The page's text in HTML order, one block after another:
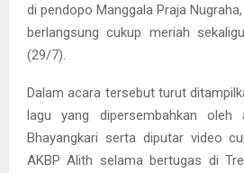
di pendopo Manggala Praja
berlangsung cukup meriah
(29/7).
Dalam acara tersebut turut
lagu yang dipersembahkan oleh
Bhayangkari serta diputar video
AKBP Alith selama bertugas di